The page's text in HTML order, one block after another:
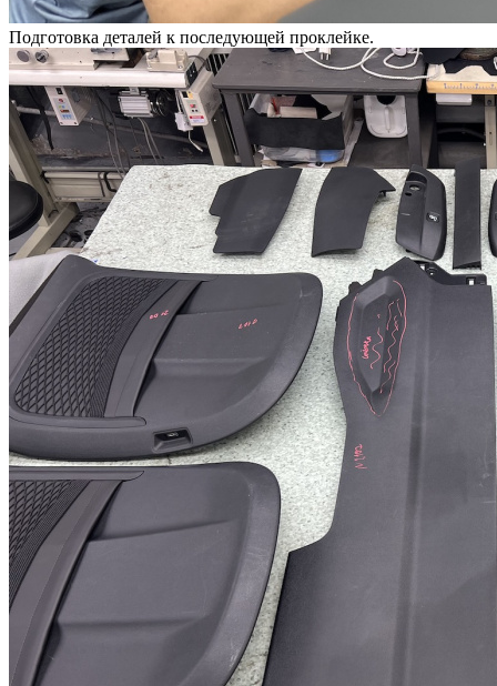
Подготовка деталей к последующей проклейке.